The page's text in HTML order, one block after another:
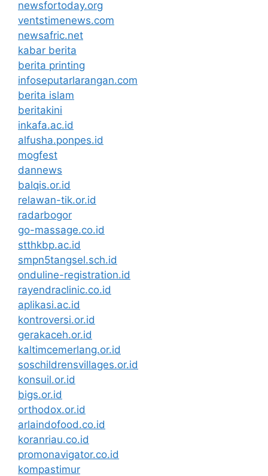
newsfortoday.org
ventstimenews.com
newsafric.net
kabar berita
berita printing
infoseputarlarangan.com
berita islam
beritakini
inkafa.ac.id
alfusha.ponpes.id
mogfest
dannews
balqis.or.id
relawan-tik.or.id
radarbogor
go-massage.co.id
stthkbp.ac.id
smpn5tangsel.sch.id
onduline-registration.id
rayendraclinic.co.id
aplikasi.ac.id
kontroversi.or.id
gerakaceh.or.id
kaltimcemerlang.or.id
soschildrensvillages.or.id
konsuil.or.id
bigs.or.id
orthodox.or.id
arlaindofood.co.id
koranriau.co.id
promonavigator.co.id
kompastimur